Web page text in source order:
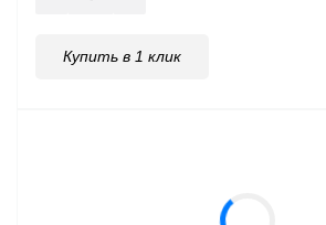
Купить в 1 клик